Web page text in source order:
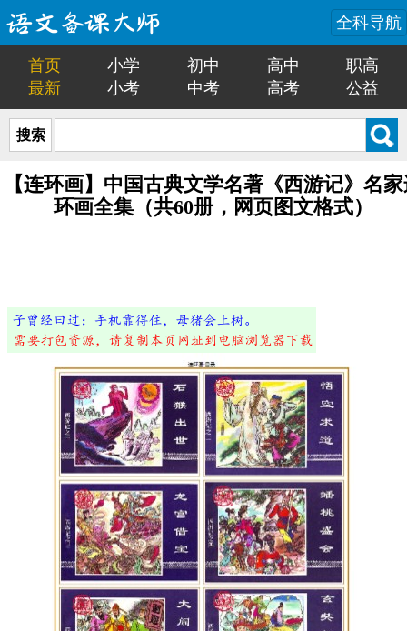
全科导航
首页 小学 初中 高中
职高
最新
小考 中考 高考 公益
搜索
【连环画】中国古典文学名著《西游记》名
环画全集（共60册，网页图文格式）